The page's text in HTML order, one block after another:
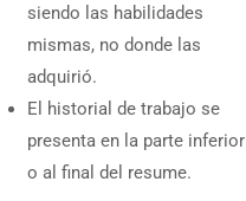
siendo las habilidades
mismas, no donde las
adquirió.
El historial de trabajo se
presenta en la parte inferior
o al final del resume.